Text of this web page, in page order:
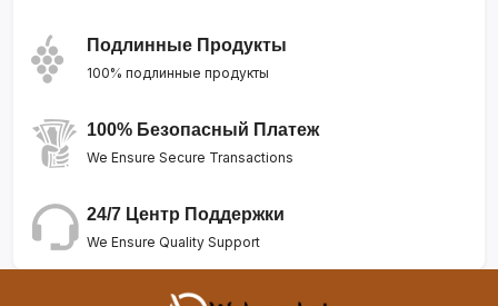
Подлинные Продукты
100% подлинные продукты
100% Безопасный Платеж
We Ensure Secure Transactions
24/7 Центр Поддержки
We Ensure Quality Support